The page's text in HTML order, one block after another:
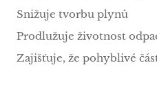
Snižuje tvorbu plynů
Prodlužuje životnost
Zajišťuje, že pohyblivé